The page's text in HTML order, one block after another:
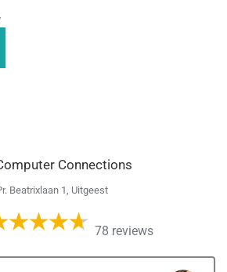
Connections
Beatrixlaan 1, Uitgeest
78 reviews